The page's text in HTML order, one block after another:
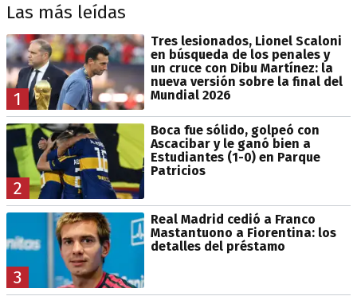
Las más leídas
1
Tres lesionados, Lionel Scaloni
en búsqueda de los penales y
un cruce con Dibu Martínez: la
nueva versión sobre la final del
Mundial 2026
2
Boca fue sólido, golpeó con
Ascacibar y le ganó bien a
Estudiantes (1-0) en Parque
Patricios
3
Real Madrid cedió a Franco
Mastantuono a Fiorentina: los
detalles del préstamo